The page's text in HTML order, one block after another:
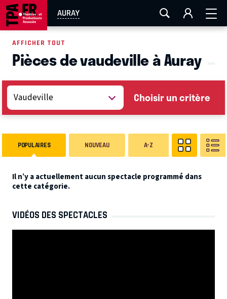
AURAY
AIX-MARSEILLE LA ROCHELLE
EN TOURNÉE
AFFICHER TOUT
Pièces de vaudeville à Auray
Choisir un critère
POPULAIRES NOUVEAU A-Z
Il n’y a actuellement aucun spectacle programmé dans
cette catégorie.
VIDÉOS DES SPECTACLES